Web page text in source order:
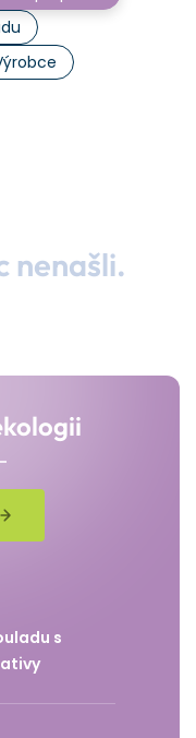
nenašli.
s